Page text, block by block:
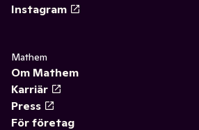
Instagram
Mathem
Om Mathem
Karriär
Press
För företag